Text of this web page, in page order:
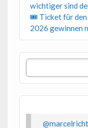
wichtiger sind
🎟 Ticket für den
2026 gewinnen
Suchen